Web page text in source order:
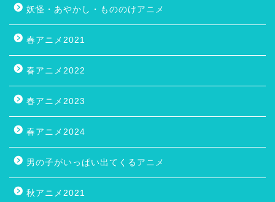
妖怪・あやかし・もののけアニメ
春アニメ2021
春アニメ2022
春アニメ2023
春アニメ2024
男の子がいっぱい出てくるアニメ
秋アニメ2021